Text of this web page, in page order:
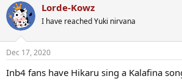
Lorde-Kowz
I have reached Yuki nirvana
Dec 17, 2020
Inb4 fans have Hikaru sing a Kalafina